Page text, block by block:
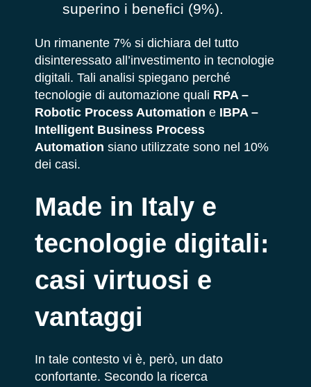
superino i benefici (9%).
Un rimanente 7% si dichiara del tutto
disinteressato all’investimento in tecnologie
digitali. Tali analisi spiegano perché
tecnologie di automazione quali RPA –
Robotic Process Automation e IBPA –
Intelligent Business Process
Automation siano utilizzate sono nel 10%
dei casi.
Made in Italy e
tecnologie digitali:
casi virtuosi e
vantaggi
In tale contesto vi è, però, un dato
confortante. Secondo la ricerca